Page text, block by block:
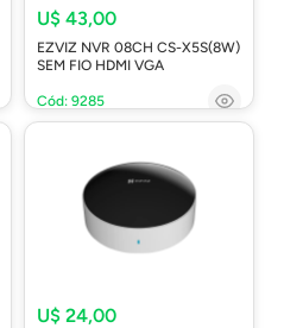
U$ 43,00
EZVIZ NVR 08CH CS-X5S(8W)
SEM FIO HDMI VGA
Cód: 9285
U$ 24,00